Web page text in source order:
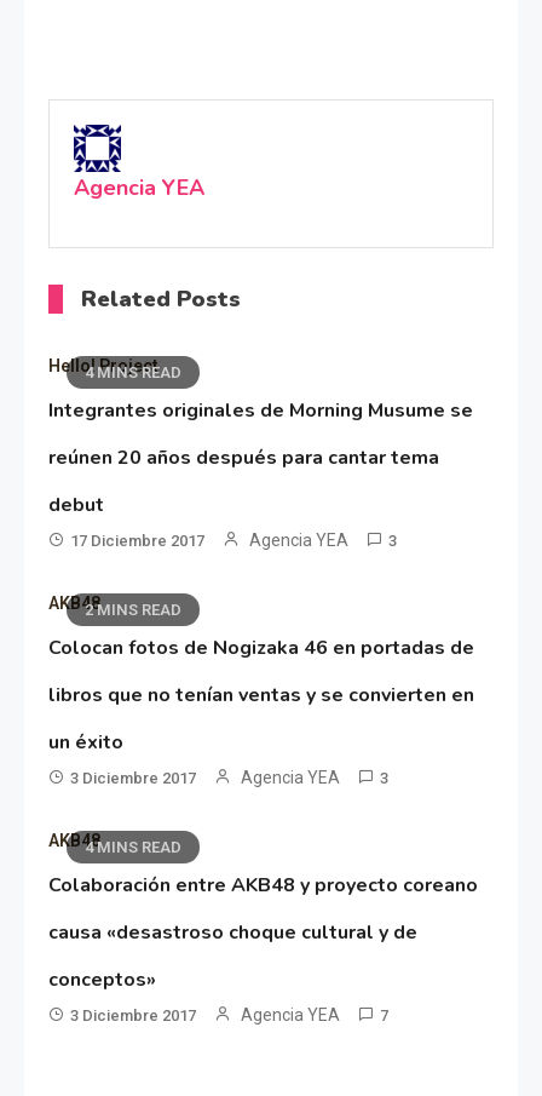
Agencia YEA
Related Posts
4 MINS READ
Hello! Project
Integrantes originales de Morning Musume se
reúnen 20 años después para cantar tema
debut
17 Diciembre 2017 Agencia YEA 3
2 MINS READ
AKB48
Colocan fotos de Nogizaka 46 en portadas de
libros que no tenían ventas y se convierten en
un éxito
3 Diciembre 2017 Agencia YEA 3
4 MINS READ
AKB48
Colaboración entre AKB48 y proyecto coreano
causa «desastroso choque cultural y de
conceptos»
3 Diciembre 2017 Agencia YEA 7